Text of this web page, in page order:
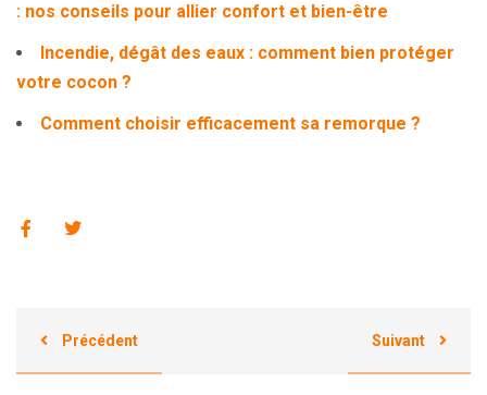
: nos conseils pour allier confort et bien-être
Incendie, dégât des eaux : comment bien protéger
votre cocon ?
Comment choisir efficacement sa remorque ?
Précédent Suivant